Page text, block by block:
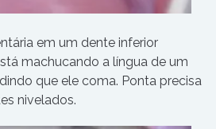
em um dente inferior
machucando a língua de um
que ele coma. Ponta precisa
nivelados.